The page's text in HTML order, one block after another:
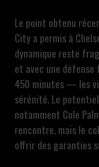
Le point obtenu
City a permis à
dynamique reste
et avec une
450 minutes — les
sérénité. Le
notamment Cole
rencontre, mais le
offrir des garanties